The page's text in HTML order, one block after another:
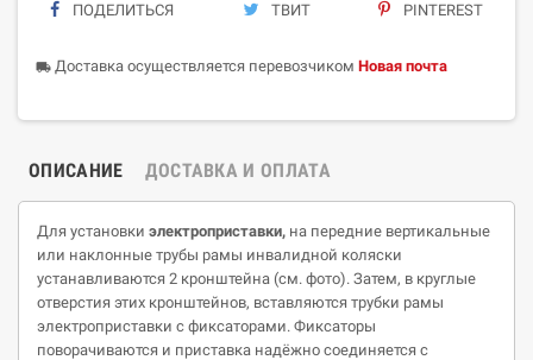
ПОДЕЛИТЬСЯ ТВИТ PINTEREST
local_shipping Доставка осуществляется перевозчиком Новая почта
ОПИСАНИЕ ДОСТАВКА И ОПЛАТА
Для установки электроприставки, на передние вертикальные
или наклонные трубы рамы инвалидной коляски
устанавливаются 2 кронштейна (см. фото). Затем, в круглые
отверстия этих кронштейнов, вставляются трубки рамы
электроприставки с фиксаторами. Фиксаторы
поворачиваются и приставка надёжно соединяется с